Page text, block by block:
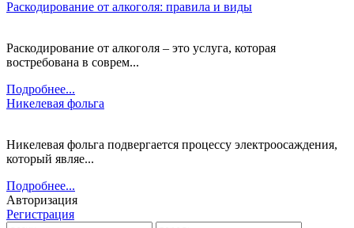
Раскодирование от алкоголя: правила и виды
Раскодирование от алкоголя – это услуга, которая
востребована в соврем...
Подробнее...
Никелевая фольга
Никелевая фольга подвергается процессу электроосаждения,
который являе...
Подробнее...
Авторизация
Регистрация